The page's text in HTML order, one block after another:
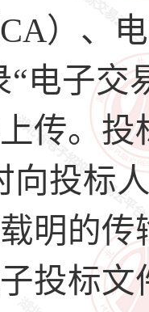
）、
“电子
上传。
向投标
明的
投标文